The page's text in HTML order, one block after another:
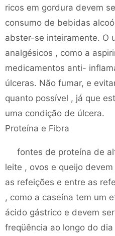
ricos em gordura devem
consumo de bebidas
abster-se inteiramente. O
analgésicos , como a
medicamentos anti-
úlceras. Não fumar, e
quanto possível , já que
uma condição de úlcera.
Proteína e Fibra
fontes de proteína de
leite , ovos e queijo
as refeições e entre as
, como a caseína tem um
ácido gástrico e devem
freqüência ao longo do dia